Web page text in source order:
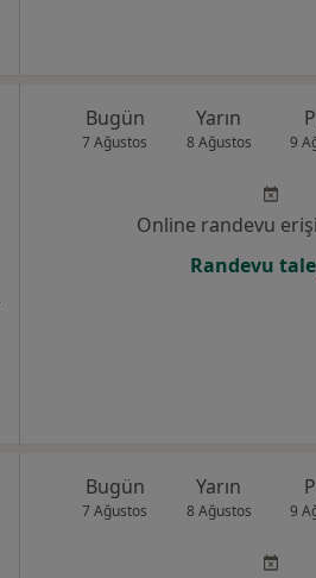
Bugün
7 Ağustos
Yarın
8 Ağustos 9
Online randevu
Randevu
Bugün
7 Ağustos
Yarın
8 Ağustos 9